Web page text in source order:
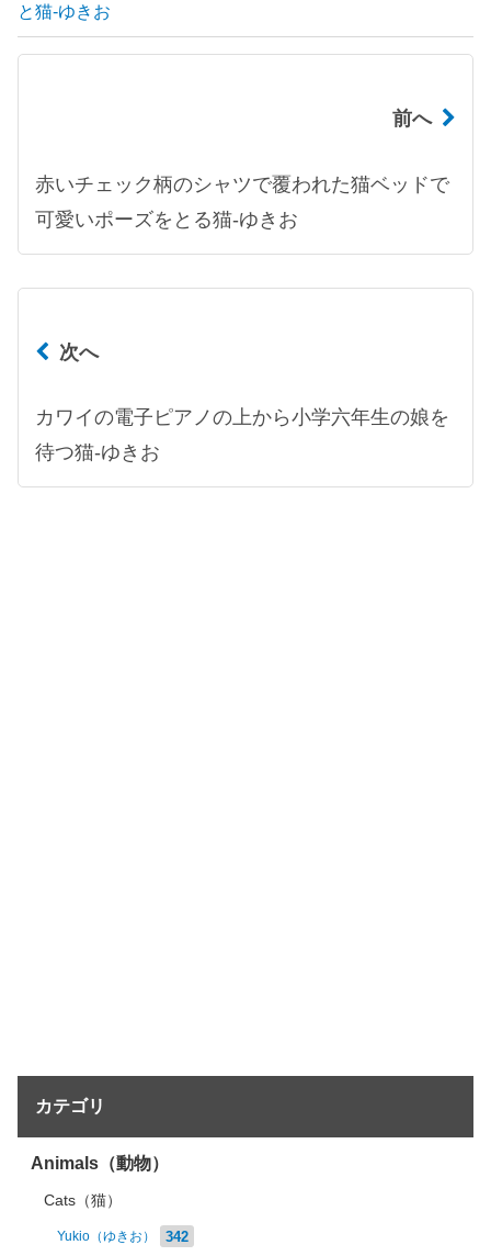
と猫-ゆきお
前へ
赤いチェック柄のシャツで覆われた猫ベッドで
可愛いポーズをとる猫-ゆきお
次へ
カワイの電子ピアノの上から小学六年生の娘を
待つ猫-ゆきお
カテゴリ
Animals（動物）
Cats（猫）
Yukio（ゆきお） 342